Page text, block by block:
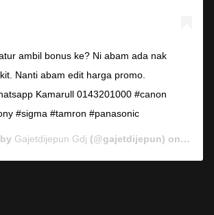
ambil bonus ke? Ni abam ada nak
Nanti abam edit harga promo.
Kamarull 0143201000 #canon
#sigma #tamron #panasonic
Gajetdijepun Gdj (@gajetdijepun) on Jan 7,